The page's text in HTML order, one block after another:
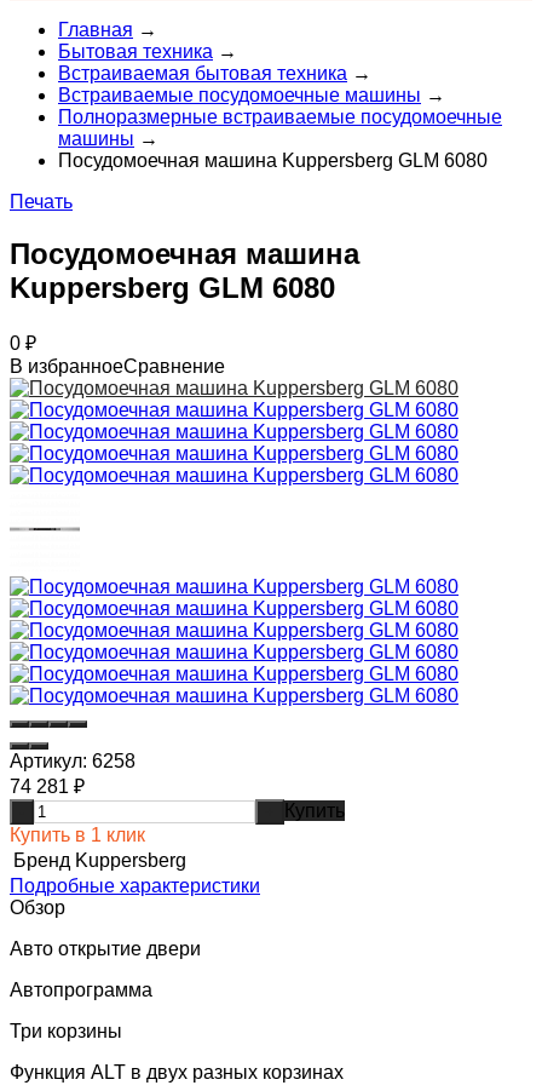
Главная →
Бытовая техника →
Встраиваемая бытовая техника →
Встраиваемые посудомоечные машины →
Полноразмерные встраиваемые посудомоечные
машины →
Посудомоечная машина Kuppersberg GLM 6080
Печать
Посудомоечная машина
Kuppersberg GLM 6080
0 ₽
В избранноеСравнение
Артикул: 6258
74 281 ₽
Купить
Купить в 1 клик
Бренд Kuppersberg
Подробные характеристики
Обзор
Авто открытие двери
Автопрограмма
Три корзины
Функция ALT в двух разных корзинах